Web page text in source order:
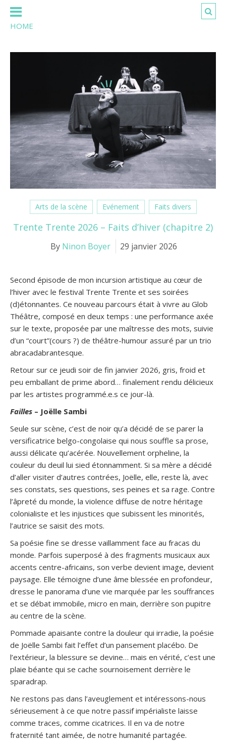
HOME
Arts de la scène Evénement Faits divers
Trente Trente 2026 – Faits d’hiver (chapitre 2)
By Ninon Boyer 29 janvier 2026
Second épisode de mon incursion artistique au cœur de
l’hiver avec le festival Trente Trente et ses soirées
(d)étonnantes. Ce nouveau parcours était à vivre au Glob
Théâtre, composé en deux temps : une performance axée
sur le texte, proposée par une maîtresse des mots, suivie
d’un “court”(cours ?) de théâtre-humour assuré par un trio
abracadabrantesque.
Retour sur ce jeudi soir de fin janvier 2026, gris, froid et
peu emballant de prime abord… finalement rendu délicieux
par les artistes programmé.e.s ce jour-là.
Failles – Joëlle Sambi
Seule sur scène, c’est de noir qu’a décidé de se parer la
versificatrice belgo-congolaise qui nous souffle sa prose,
aussi délicate qu’acérée. Nouvellement orpheline, la
couleur du deuil lui sied étonnamment. Si sa mère a décidé
d’aller visiter d’autres contrées, Joëlle, elle, reste là, avec
ses constats, ses questions, ses peines et sa rage. Contre
l’âpreté du monde, la violence diffuse de notre héritage
colonialiste et les injustices que subissent les minorités,
l’autrice se saisit des mots.
Sa poésie fine se dresse vaillamment face au fracas du
monde. Parfois superposé à des fragments musicaux aux
accents centre-africains, son verbe devient image, devient
paysage. Elle témoigne d’une âme blessée en profondeur,
dresse le panorama d’une vie marquée par les souffrances
et se débat immobile, micro en main, derrière son pupitre
au centre de la scène.
Pommade apaisante contre la douleur qui irradie, la poésie
de Joëlle Sambi fait l’effet d’un pansement placébo. De
l’extérieur, la blessure se devine… mais en vérité, c’est une
plaie béante qui se cache sournoisement derrière le
sparadrap.
Ne restons pas dans l’aveuglement et intéressons-nous
sérieusement à ce que notre passif impérialiste laisse
comme traces, comme cicatrices. Il en va de notre
fraternité tant aimée, de notre humanité partagée.